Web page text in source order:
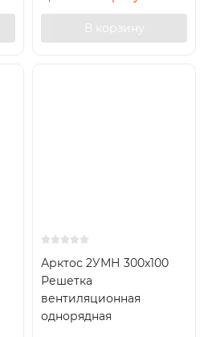
В корзину
Арктос 2УМН 300x100
Решетка
вентиляционная
однорядная